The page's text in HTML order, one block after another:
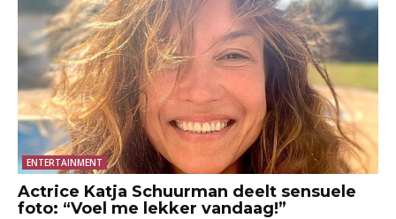
ENTERTAINMENT
Actrice Katja Schuurman deelt sensuele
foto: “Voel me lekker vandaag!”